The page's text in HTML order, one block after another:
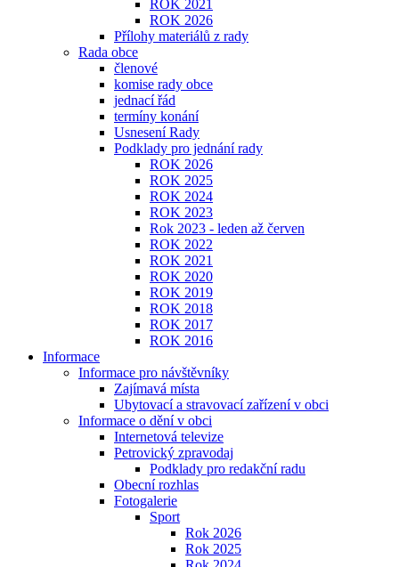
ROK 2021
ROK 2026
Přílohy materiálů z rady
Rada obce
členové
komise rady obce
jednací řád
termíny konání
Usnesení Rady
Podklady pro jednání rady
ROK 2026
ROK 2025
ROK 2024
ROK 2023
Rok 2023 - leden až červen
ROK 2022
ROK 2021
ROK 2020
ROK 2019
ROK 2018
ROK 2017
ROK 2016
Informace
Informace pro návštěvníky
Zajímavá místa
Ubytovací a stravovací zařízení v obci
Informace o dění v obci
Internetová televize
Petrovický zpravodaj
Podklady pro redakční radu
Obecní rozhlas
Fotogalerie
Sport
Rok 2026
Rok 2025